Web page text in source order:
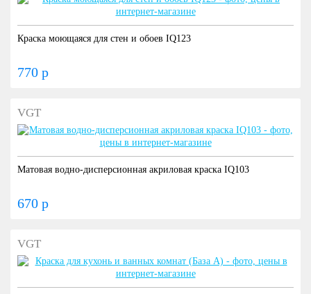
Краска моющаяся для стен и обоев IQ123
770 р
VGT
Матовая водно-дисперсионная акриловая краска IQ103
670 р
VGT